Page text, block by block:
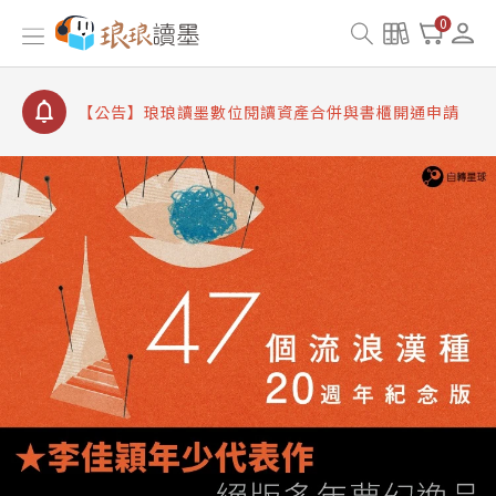
0
【公告】8/10、8/13 行動網路降速演練提醒
【公告】琅琅讀墨數位閱讀資產合併與書櫃開通申請
【公告】琅琅讀墨書櫃開通常見問題
請圖文教學
【公告】琅琅書店服務升級重要說明及資產合併結果
查詢
【公告】8/10、8/13 行動網路降速演練提醒